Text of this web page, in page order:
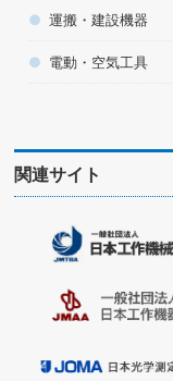
運搬・建設機器
電動・空気工具
関連サイト